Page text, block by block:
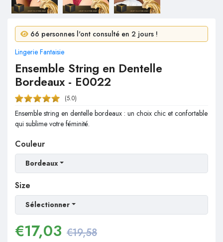
3 personnes ont acheté en 24 heures !
66 personnes l'ont consulté en 2 jours !
Lingerie Fantaisie
Ensemble String en Dentelle
Bordeaux - E0022
(5.0)
Ensemble string en dentelle bordeaux : un choix chic et confortable
qui sublime votre féminité.
Couleur
Bordeaux
Size
Sélectionner
€17,03 €19,58